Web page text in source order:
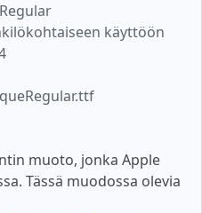
käyttöön
muoto, jonka Apple
Tässä muodossa olevia